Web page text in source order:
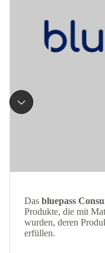
Das bluepass
Produkte, die mit
wurden, deren
erfüllen.